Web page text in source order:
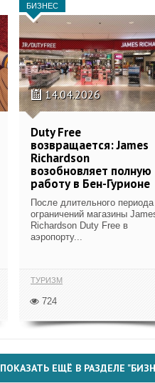
БИЗНЕС
14.04.2026
Duty Free
возвращается: James
Richardson
возобновляет полную
работу в Бен-Гурионе
После длительного периода
ограничений магазины
Richardson Duty Free в
аэропорту...
ТУРИЗМ
724
ПОКАЗАТЬ ЕЩЁ В РАЗДЕЛЕ